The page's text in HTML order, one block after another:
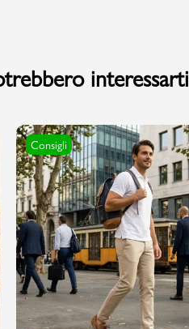
interessarti
Consigli